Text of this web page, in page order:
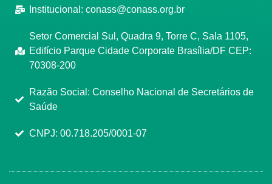
Institucional: conass@conass.org.br
Setor Comercial Sul, Quadra 9, Torre C, Sala 1105,
Edifício Parque Cidade Corporate Brasília/DF CEP:
70308-200
Razão Social: Conselho Nacional de Secretários de
Saúde
CNPJ: 00.718.205/0001-07